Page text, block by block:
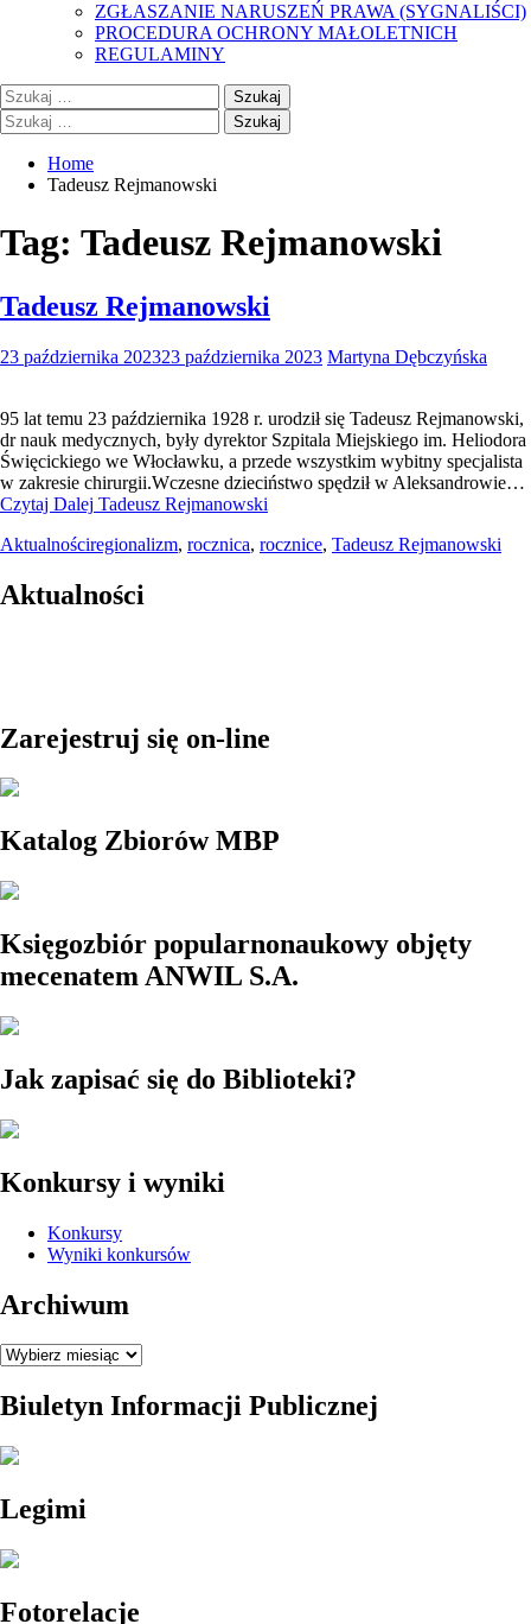
ZGŁASZANIE NARUSZEŃ PRAWA (SYGNALIŚCI)
PROCEDURA OCHRONY MAŁOLETNICH
REGULAMINY
Szukaj:
Szukaj:
Home
Tadeusz Rejmanowski
Tag: Tadeusz Rejmanowski
Tadeusz Rejmanowski
23 października 202323 października 2023 Martyna Dębczyńska
95 lat temu 23 października 1928 r. urodził się Tadeusz Rejmanowski,
dr nauk medycznych, były dyrektor Szpitala Miejskiego im. Heliodora
Święcickiego we Włocławku, a przede wszystkim wybitny specjalista
w zakresie chirurgii.Wczesne dzieciństwo spędził w Aleksandrowie…
Czytaj Dalej Tadeusz Rejmanowski
Aktualnościregionalizm, rocznica, rocznice, Tadeusz Rejmanowski
Aktualności
Zarejestruj się on-line
Katalog Zbiorów MBP
Księgozbiór popularnonaukowy objęty
mecenatem ANWIL S.A.
Jak zapisać się do Biblioteki?
Konkursy i wyniki
Konkursy
Wyniki konkursów
Archiwum
Archiwum
Biuletyn Informacji Publicznej
Legimi
Fotorelacje